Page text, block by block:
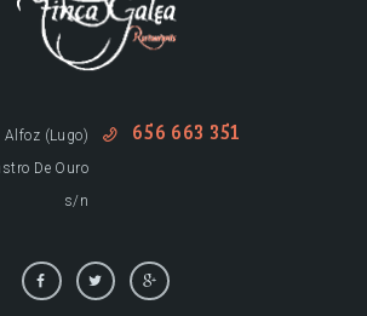
656 663 351
(Lugo)
De Ouro
s/n